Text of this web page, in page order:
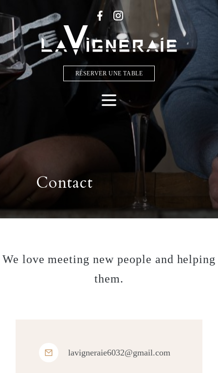
RÉSERVER UNE TABLE
Contact
We love meeting new people and helping
them.
lavigneraie6032@gmail.com